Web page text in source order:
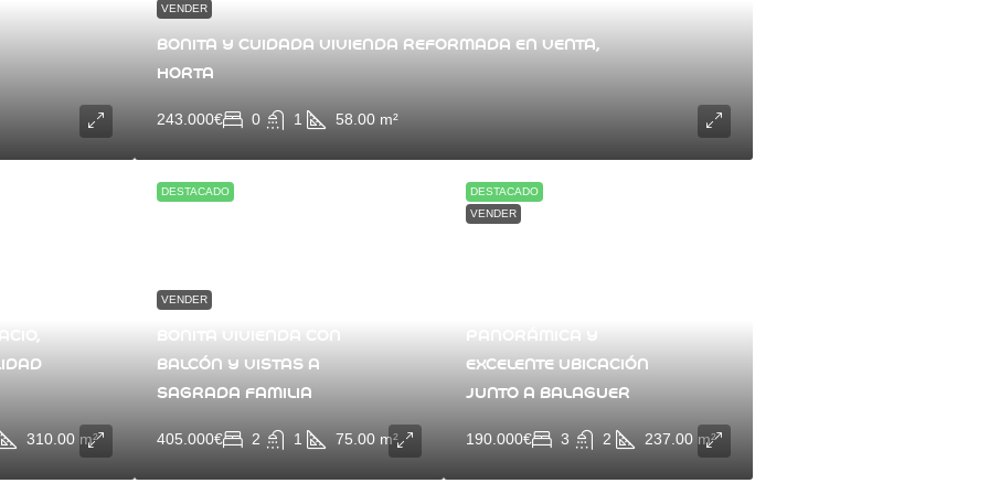
VENDER
BONITA Y CUIDADA VIVIENDA REFORMADA EN VENTA,
HORTA
243.000€ 0 1 58.00 m²
310.00 m²
VENDER
BALCÓN Y VISTAS A
SAGRADA FAMILIA
405.000€ 2 1 75.00 m²
DESTACADO
VENDER
EXCELENTE UBICACIÓN
JUNTO A BALAGUER
190.000€ 3 2 237.00 m²
DESTACADO